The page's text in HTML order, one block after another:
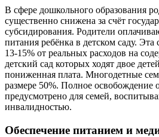
В сфере дошкольного образования
существенно снижена за счёт
субсидирования. Родители
питания ребёнка в детском саду. Эта
13-15% от реальных расходов на
детский сад которых ходят двое
пониженная плата. Многодетные
размере 50%. Полное освобождение
предусмотрено для семей,
инвалидностью.
Обеспечение питанием и